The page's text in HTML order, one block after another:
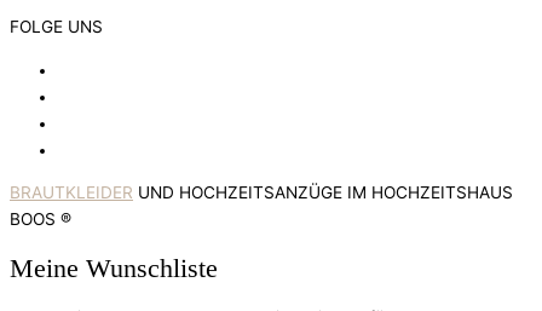
FOLGE UNS
BRAUTKLEIDER UND HOCHZEITSANZÜGE IM HOCHZEITSHAUS
BOOS ®
Meine Wunschliste